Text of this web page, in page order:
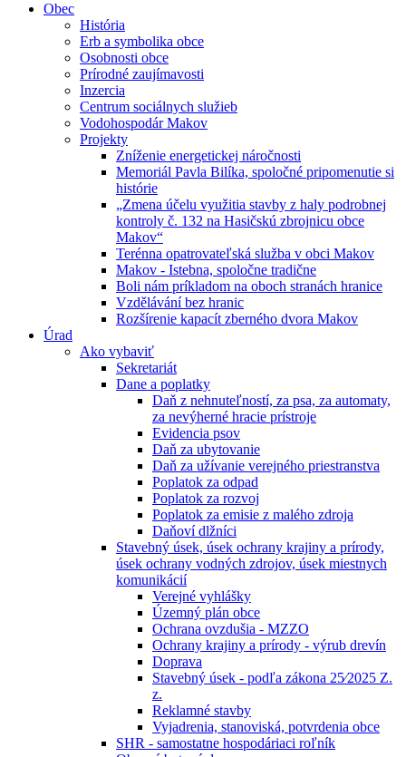
Obec
História
Erb a symbolika obce
Osobnosti obce
Prírodné zaujímavosti
Inzercia
Centrum sociálnych služieb
Vodohospodár Makov
Projekty
Zníženie energetickej náročnosti
Memoriál Pavla Bilíka, spoločné pripomenutie si
histórie
„Zmena účelu využitia stavby z haly podrobnej
kontroly č. 132 na Hasičskú zbrojnicu obce
Makov“
Terénna opatrovateľská služba v obci Makov
Makov - Istebna, spoločne tradične
Boli nám príkladom na oboch stranách hranice
Vzdělávání bez hranic
Rozšírenie kapacít zberného dvora Makov
Úrad
Ako vybaviť
Sekretariát
Dane a poplatky
Daň z nehnuteľností, za psa, za automaty,
za nevýherné hracie prístroje
Evidencia psov
Daň za ubytovanie
Daň za užívanie verejného priestranstva
Poplatok za odpad
Poplatok za rozvoj
Poplatok za emisie z malého zdroja
Daňoví dlžníci
Stavebný úsek, úsek ochrany krajiny a prírody,
úsek ochrany vodných zdrojov, úsek miestnych
komunikácií
Verejné vyhlášky
Územný plán obce
Ochrana ovzdušia - MZZO
Ochrany krajiny a prírody - výrub drevín
Doprava
Stavebný úsek - podľa zákona 25⁄2025 Z.
z.
Reklamné stavby
Vyjadrenia, stanoviská, potvrdenia obce
SHR - samostatne hospodáriaci roľník